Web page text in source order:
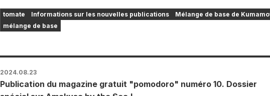
tomate Informations sur les nouvelles publications
Mélange de base de
mélange de base
2024.08.23
Publication du magazine gratuit "pomodoro" numéro 10. Dossier